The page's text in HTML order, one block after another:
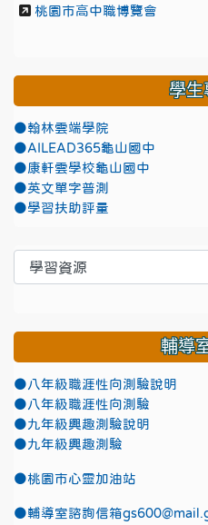
桃園市高中職博覽會
學生
●翰林雲端學院
●AILEAD365龜山國中
●康軒雲學校龜山國中
●英文單字普測
●學習扶助評量
輔導
●八年級職涯性向測驗說明
●八年級職涯性向測驗
●九年級興趣測驗說明
●九年級興趣測驗
●桃園市心靈加油站
●輔導室諮詢信箱